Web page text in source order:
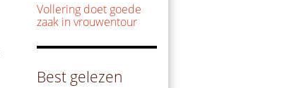
Vollering doet goede
zaak in vrouwentour
Best gelezen